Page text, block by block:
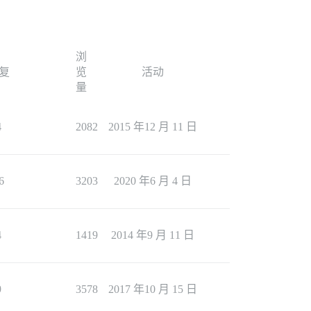
浏
览
量
活动
2082 2015 年12 月 11 日
3203 2020 年6 月 4 日
1419 2014 年9 月 11 日
3578 2017 年10 月 15 日